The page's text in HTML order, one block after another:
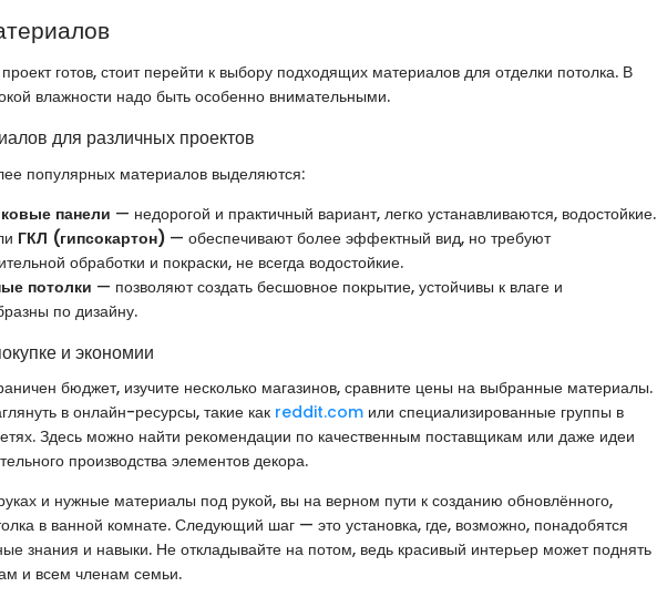
готов, стоит перейти к выбору подходящих материалов для отделки потолка. В
влажности надо быть особенно внимательными.
для различных проектов
популярных материалов выделяются:
панели — недорогой и практичный вариант, легко устанавливаются, водостойкие.
ГКЛ (гипсокартон) — обеспечивают более эффектный вид, но требуют
обработки и покраски, не всегда водостойкие.
потолки — позволяют создать бесшовное покрытие, устойчивы к влаге и
по дизайну.
и экономии
бюджет, изучите несколько магазинов, сравните цены на выбранные материалы.
в онлайн-ресурсы, такие как reddit.com или специализированные группы в
Здесь можно найти рекомендации по качественным поставщикам или даже идеи
производства элементов декора.
и нужные материалы под рукой, вы на верном пути к созданию обновлённого,
в ванной комнате. Следующий шаг — это установка, где, возможно, понадобятся
знания и навыки. Не откладывайте на потом, ведь красивый интерьер может поднять
и всем членам семьи.